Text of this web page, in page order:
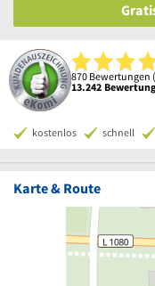
870 Bewertungen
13.242
kostenlos schnell
Karte & Route